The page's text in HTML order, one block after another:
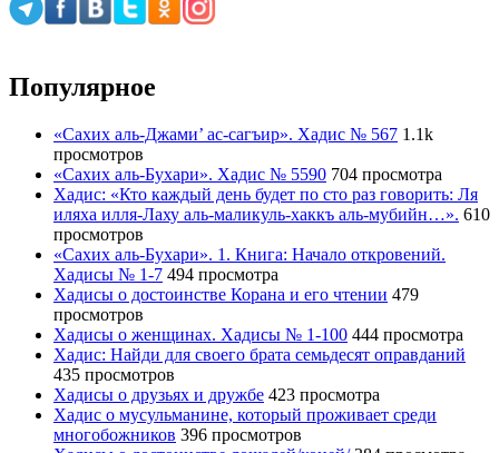
Популярное
«Сахих аль-Джами’ ас-сагъир». Хадис № 567 1.1k
просмотров
«Сахих аль-Бухари». Хадис № 5590 704 просмотра
Хадис: «Кто каждый день будет по сто раз говорить: Ля
иляха илля-Лаху аль-маликуль-хаккъ аль-мубийн…». 610
просмотров
«Сахих аль-Бухари». 1. Книга: Начало откровений.
Хадисы № 1-7 494 просмотра
Хадисы о достоинстве Корана и его чтении 479
просмотров
Хадисы о женщинах. Хадисы № 1-100 444 просмотра
Хадис: Найди для своего брата семьдесят оправданий
435 просмотров
Хадисы о друзьях и дружбе 423 просмотра
Хадис о мусульманине, который проживает среди
многобожников 396 просмотров